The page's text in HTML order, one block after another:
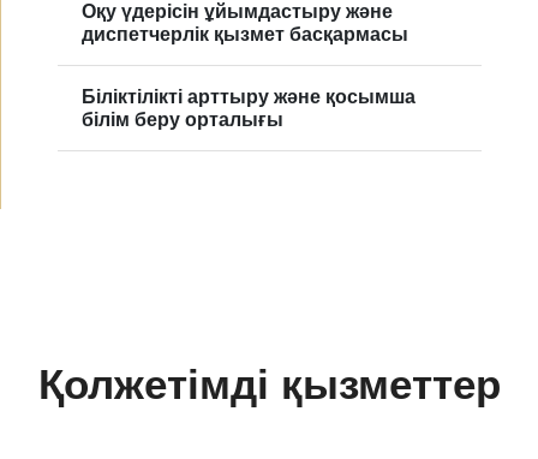
Оқу үдерісін ұйымдастыру және
диспетчерлік қызмет басқармасы
Біліктілікті арттыру және қосымша
білім беру орталығы
Қолжетімді қызметтер